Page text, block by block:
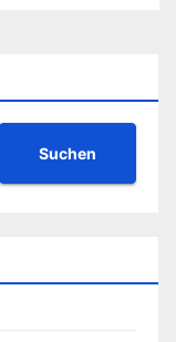
Suchen